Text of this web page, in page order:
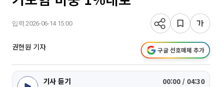
입력 2026-06-14 15:00
권현원 기자 구글 선호매체 추가
기사 듣기 00:00 / 04:30